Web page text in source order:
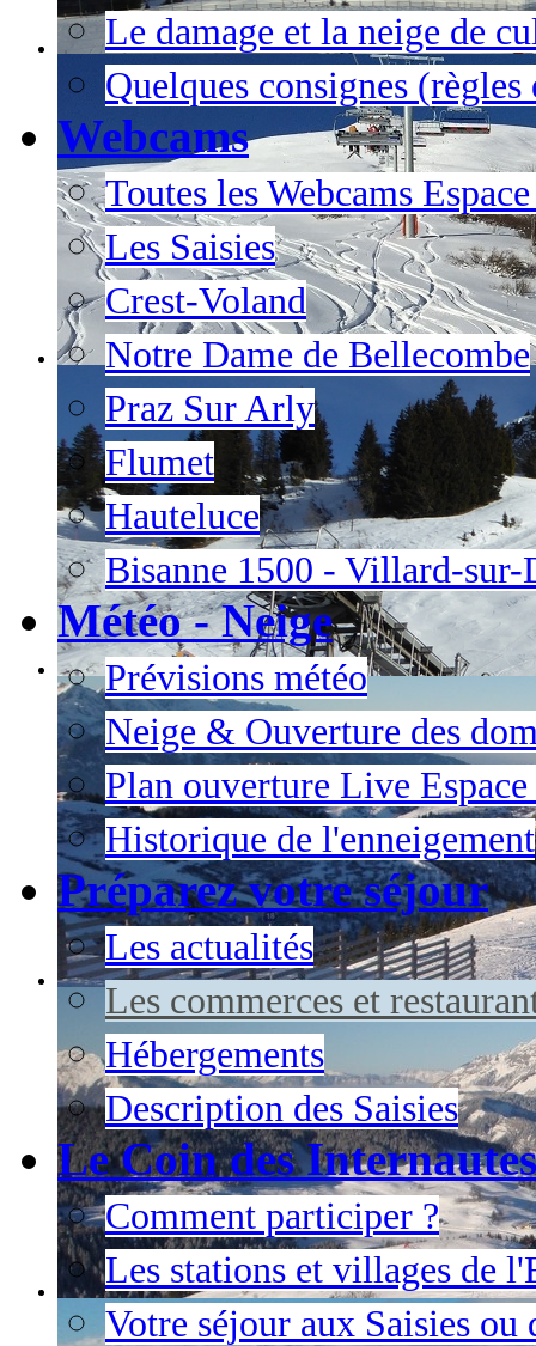
Le damage et la neige de
Quelques consignes (règles
Webcams
Toutes les Webcams
Les Saisies
Crest-Voland
Notre Dame de Bellecombe
Praz Sur Arly
Flumet
Hauteluce
Bisanne 1500 - Villard-sur-
Météo - Neige
Prévisions météo
Neige & Ouverture des
Plan ouverture Live
Historique de l'enneigement
Préparez votre séjour
Les actualités
Les commerces et
Hébergements
Description des Saisies
Le Coin des Internautes
Comment participer ?
Les stations et villages de
Votre séjour aux Saisies ou